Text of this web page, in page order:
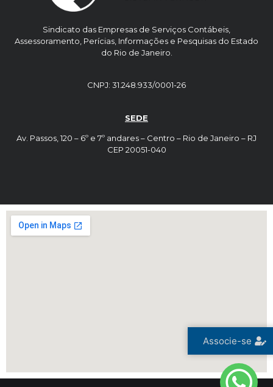
Sindicato das Empresas de Serviços Contábeis,
Assessoramento, Perícias, Informações e Pesquisas do Estado
do Rio de Janeiro.
CNPJ: 31.248.933/0001-26
SEDE
Av. Passos, 120 – 6º e 7º andares – Centro – Rio de Janeiro – RJ
CEP 20051-040
Associe-se